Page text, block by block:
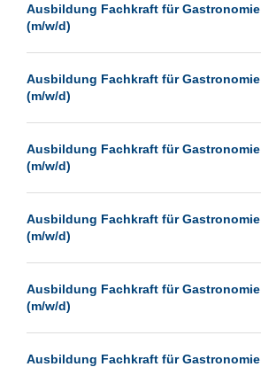
Siegen
Viernheim
Wetzlar
Wust/Brandenburg
Ausbildung Fachkraft für Gastronomie
(m/w/d)
Ausbildung Fachkraft für Gastronomie
(m/w/d)
Ausbildung Fachkraft für Gastronomie
(m/w/d)
Ausbildung Fachkraft für Gastronomie
(m/w/d)
Ausbildung Fachkraft für Gastronomie
(m/w/d)
Ausbildung Fachkraft für Gastronomie